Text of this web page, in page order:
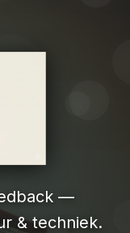
—
& techniek.